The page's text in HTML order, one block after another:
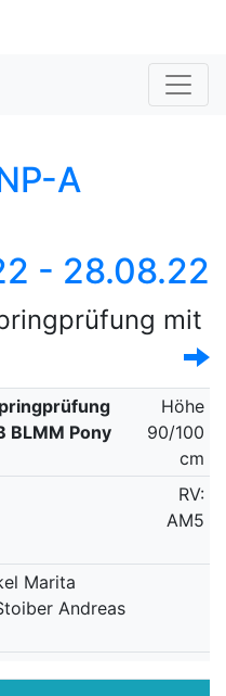
A
- 28.08.22
mit
BLMM Pony
Höhe
90/100
cm
RV:
AM5
Marita
Andreas